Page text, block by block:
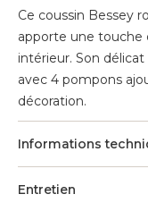
Ce coussin Bessey
apporte une touche
intérieur. Son
avec 4 pompons
décoration.
Informations
Entretien